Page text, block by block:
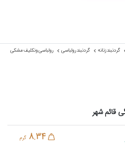
گردنبند زنانه گردنبند رولباسی رولباسی ونکلیف مشکی
8.34 گرم